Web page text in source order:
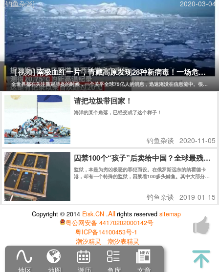
低得多。而且，钓鱼的过程中，人们可以感受到大自然的美丽和
宁静，可以让人们放松身心，释放压力，远离城市的喧嚣和污
染。 图片 其次，钓鱼可以让人们更好地理解和尊重自然界的规
律，从而更好地保护环境和生态系统。在钓鱼的过程中，人们需
要了解鱼类的生态习性、饵料的选择和使用，以及天气的变化对
钓鱼的影响等等。这些知识都需要在实践中逐渐掌握，而且需要
长期的观察和研究。通过钓鱼，人们可以更加深入地了解生态系
统的运作，从而更好地保护和利用自然资源。 最后，钓鱼的过程
也是一种反消费主义的过程。钓鱼需要耐心和毅力，需要等待和
观察，需要逐渐掌握技巧和经验。这些都是与现代消费主义追求
即时满足的心态相反的。钓鱼者需要学会等待和放慢节奏，需要
学会享受过程而非结果，需要学会与自然界和谐相处而非依赖人
造的环境和物品。这些习惯和价值观可以帮助人们摆脱消费主义
的束缚，追求精神上的自由和独立。
[钓鱼杂谈]
2020-03-04
[视频]南极血红一片，青藏高原发现28种新病毒！一场危及75
全世界都在关注新冠肺炎的时候，一个关乎全球75亿人的消息，迅速淹没在信息流中。很少有
请把垃圾带回家！
海洋的某个角落，已经变成了这个样子！
钓鱼杂谈 2020-11-05
囚禁100个“孩子”后卖给中国？全球最残忍
监狱，本是为穷凶极恶的罪犯而设。在俄罗斯远东的纳霍德卡
港，却有一个特殊的监狱，囚禁着100多头鲸鱼。其中大部分仍
钓鱼杂谈 2019-01-15
Copyright © 2014 Eisk.CN .Allrights reservedsitemap
粤公网安备 44170202000142号
粤ICP备14100453号-1
潮汐精灵
潮汐表精灵
地区 地图 潮历 鱼库 文章